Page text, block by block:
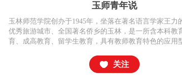
玉师青年说
玉林师范学院创办于1945年，坐落在著名语言学家王力
优秀旅游城市、全国著名侨乡的玉林，是一所含本科教
育、成高教育、留学生教育，具有教师教育特色的应用
关注